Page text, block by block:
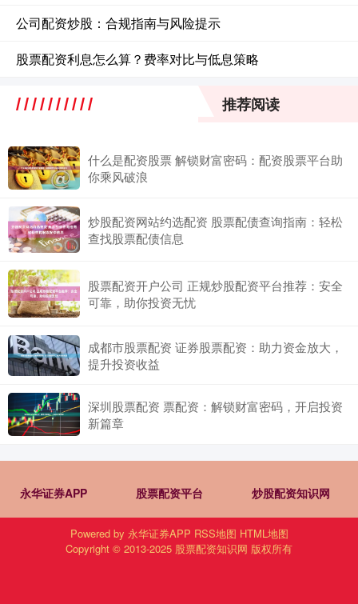
公司配资炒股：合规指南与风险提示
股票配资利息怎么算？费率对比与低息策略
推荐阅读
什么是配资股票 解锁财富密码：配资股票平台助
你乘风破浪
炒股配资网站约选配资 股票配债查询指南：轻松
查找股票配债信息
股票配资开户公司 正规炒股配资平台推荐：安全
可靠，助你投资无忧
成都市股票配资 证券股票配资：助力资金放大，
提升投资收益
深圳股票配资 票配资：解锁财富密码，开启投资
新篇章
永华证券APP 股票配资平台 炒股配资知识网
Powered by 永华证券APP RSS地图 HTML地图
Copyright © 2013-2025 股票配资知识网 版权所有